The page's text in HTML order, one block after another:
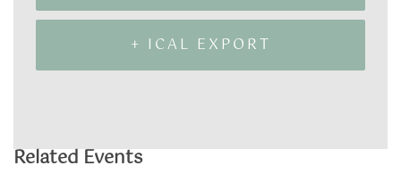
+ ICAL EXPORT
Related Events